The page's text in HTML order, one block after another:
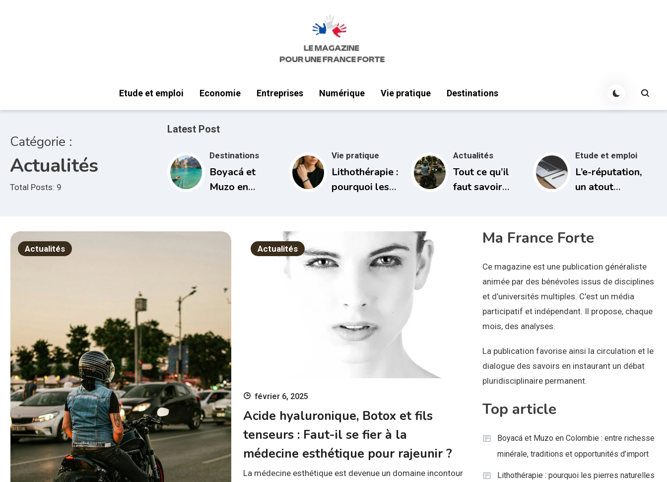
Etude et emploi Economie Entreprises Numérique Vie pratique Destinations
Catégorie :
Actualités
Total Posts: 9
Latest Post
Destinations
Boyacá et
Muzo en
minérale,
traditions et
Vie pratique
Lithothérapie :
pourquoi les
séduisent de
plus en plus
les Français
Actualités
Tout ce qu’il
faut savoir
Etude et emploi
L’e-réputation,
un atout
étudiants
Actualités Actualités
février 6, 2025
Acide hyaluronique, Botox et fils
tenseurs : Faut-il se fier à la
médecine esthétique pour rajeunir ?
La médecine esthétique est devenue un domaine incontour
Ma France Forte
Ce magazine est une publication généraliste
animée par des bénévoles issus de disciplines
et d’universités multiples. C'est un média
participatif et indépendant. Il propose, chaque
mois, des analyses.
La publication favorise ainsi la circulation et le
dialogue des savoirs en instaurant un débat
pluridisciplinaire permanent.
Top article
Boyacá et Muzo en Colombie : entre richesse
minérale, traditions et opportunités d’import
Lithothérapie : pourquoi les pierres naturelles